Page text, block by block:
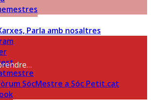
Parla amb nosaltres
SócMestre a Sóc Petit.cat